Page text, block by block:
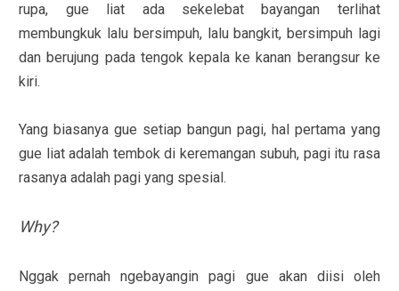
rupa, gue liat ada sekelebat bayangan terlihat
membungkuk lalu bersimpuh, lalu bangkit, bersimpuh lagi
dan berujung pada tengok kepala ke kanan berangsur ke
kiri.
Yang biasanya gue setiap bangun pagi, hal pertama yang
gue liat adalah tembok di keremangan subuh, pagi itu rasa
rasanya adalah pagi yang spesial.
Why?
Nggak pernah ngebayangin pagi gue akan diisi oleh